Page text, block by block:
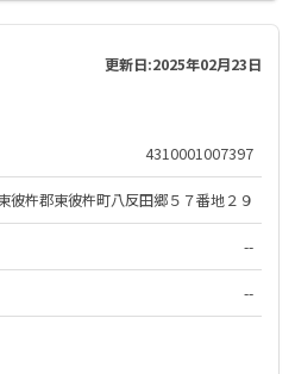
更新日:2025年02月23日
4310001007397
彼杵郡東彼杵町八反田郷５７番地２９
--
--